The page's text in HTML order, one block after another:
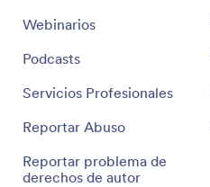
Webinarios
Podcasts
Servicios Profesionales
Reportar Abuso
Reportar problema de
derechos de autor